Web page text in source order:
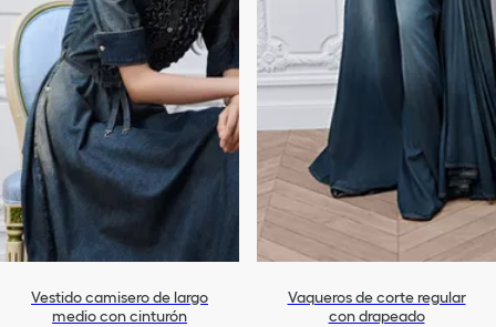
Vestido camisero de largo
medio con cinturón
Vaqueros de corte regular
con drapeado